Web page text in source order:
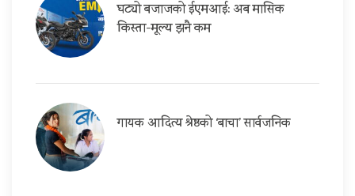
घट्यो बजाजको ईएमआई: अब मासिक
किस्ता-मूल्य झनै कम
गायक आदित्य श्रेष्ठको ‘बाचा’ सार्वजनिक